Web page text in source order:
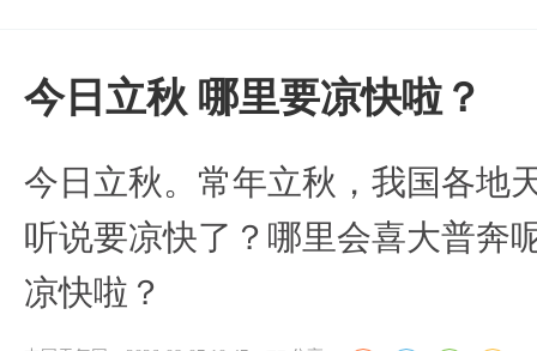
今日立秋 哪里要凉快啦？
今日立秋。常年立秋，我国各地
听说要凉快了？哪里会喜大普奔
凉快啦？